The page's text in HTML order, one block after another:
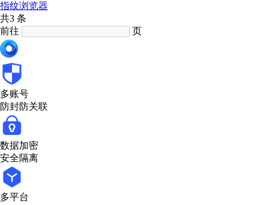
指纹浏览器
共3 条
前往
页
多账号
防封防关联
数据加密
安全隔离
多平台